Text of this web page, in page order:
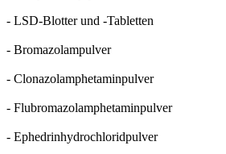
- LSD-Blotter und -Tabletten
- Bromazolampulver
- Clonazolamphetaminpulver
- Flubromazolamphetaminpulver
- Ephedrinhydrochloridpulver